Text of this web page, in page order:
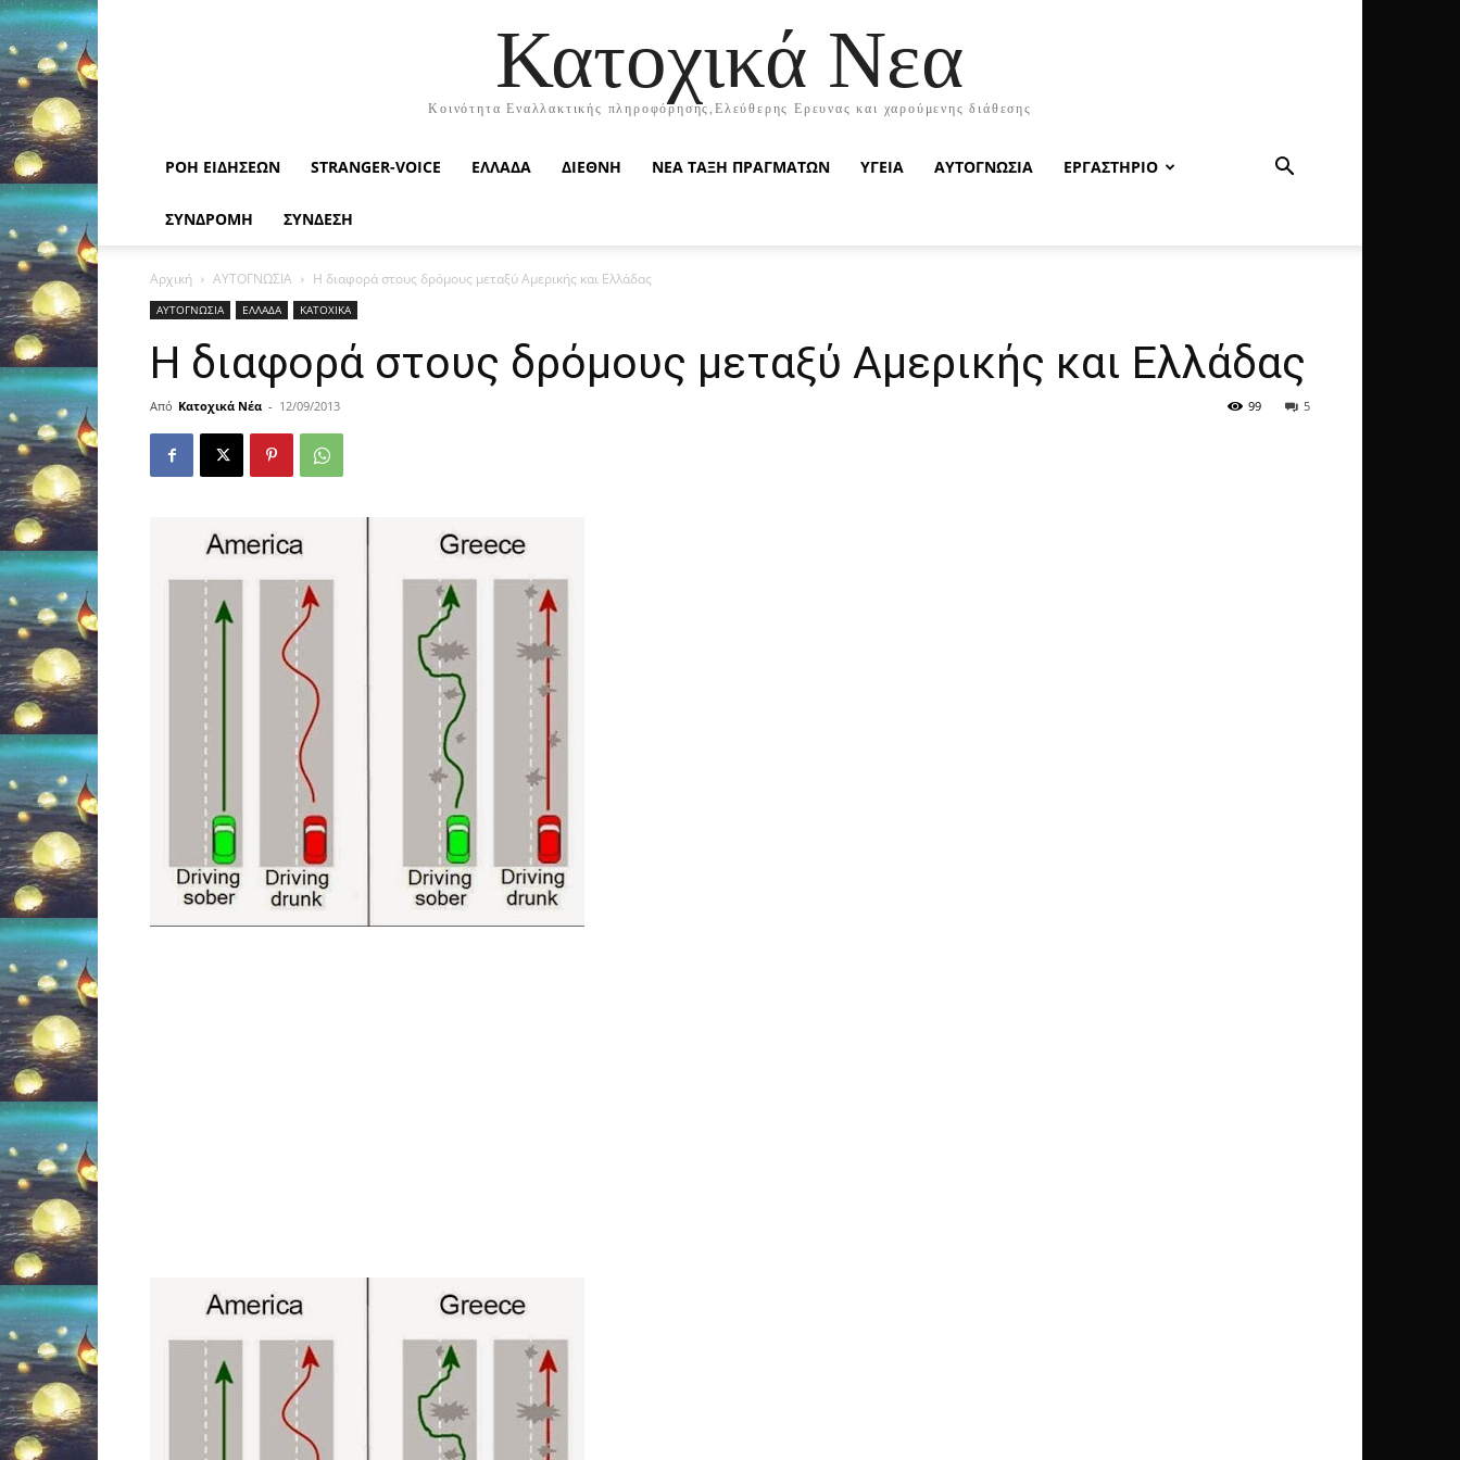
Κατοχικά Νεα
Κοινότητα Εναλλακτικής πληροφόρησης,Ελεύθερης Ερευνας και χαρούμενης διάθεσης
ΡΟΉ ΕΙΔΉΣΕΩΝ STRANGER-VOICE ΕΛΛΑΔΑ ΔΙΕΘΝΗ ΝΕΑ ΤΑΞΗ ΠΡΑΓΜΑΤΩΝ ΥΓΕΙΑ ΑΥΤΟΓΝΩΣΙΑ ΕΡΓΑΣΤΗΡΙΟ
ΣΥΝΔΡΟΜΗ ΣΥΝΔΕΣΗ
Αρχική ΑΥΤΟΓΝΩΣΙΑ Η διαφορά στους δρόμους μεταξύ Αμερικής και Ελλάδας
ΑΥΤΟΓΝΩΣΙΑ ΕΛΛΑΔΑ ΚΑΤΟΧΙΚΑ
Η διαφορά στους δρόμους μεταξύ Αμερικής και Ελλάδας
Από Κατοχικά Νέα - 12/09/2013 5
99